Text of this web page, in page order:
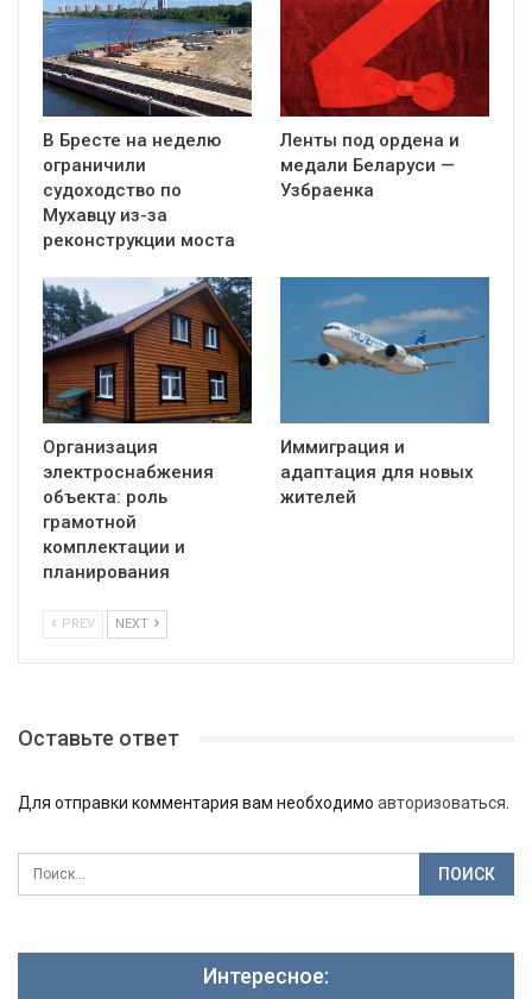
В Бресте на неделю
ограничили
судоходство по
Мухавцу из-за
реконструкции моста
Ленты под ордена и
медали Беларуси —
Узбраенка
Организация
электроснабжения
объекта: роль
грамотной
комплектации и
планирования
Иммиграция и
адаптация для новых
жителей
PREV NEXT
Оставьте ответ
Для отправки комментария вам необходимо авторизоваться.
Интересное: